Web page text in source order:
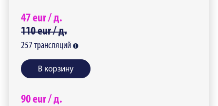
47eur /д.
110eur /д.
257 трансляций
В корзину
90eur /д.